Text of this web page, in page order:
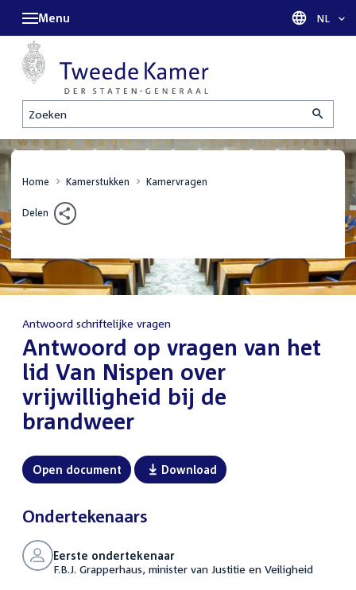
Zoeken
Menu Taal
NL
Home Kamerstukken Kamervragen
Delen
Antwoord schriftelijke vragen
Antwoord op vragen van het
lid Van Nispen over
vrijwilligheid bij de
brandweer
Open document Download
Ondertekenaars
Eerste ondertekenaar
F.B.J. Grapperhaus, minister van Justitie en Veiligheid